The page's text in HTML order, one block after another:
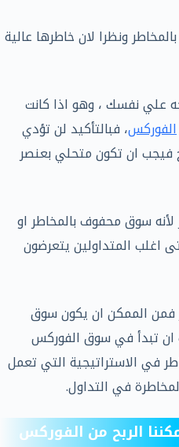
ونظرا لان خاطرها عالية
علي نفسك ، وهو اذا كانت
الفوركس، فبالتأكيد لن تؤدي
فيجب ان تكون متحلي بعنصر
لأنه سوق محفوف بالمخاطر او
اغلب المتداولين يتعرضون
فمن الممكن ان يكون سوق
ان تبدأ في سوق الفوركس
في الاستراتيجية التي تعمل
في التداول.
الربح من الفوركس